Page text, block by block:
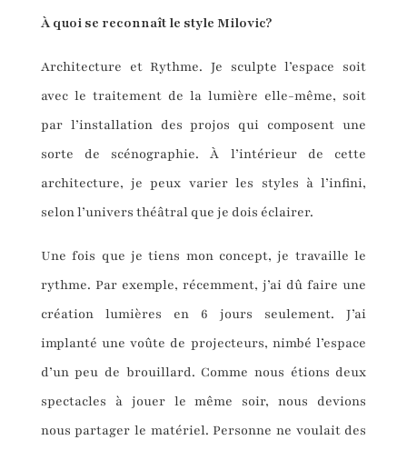
À quoi se reconnaît le style Milovic?
Architecture et Rythme. Je sculpte l’espace soit
avec le traitement de la lumière elle-même, soit
par l’installation des projos qui composent une
sorte de scénographie. À l’intérieur de cette
architecture, je peux varier les styles à l’infini,
selon l’univers théâtral que je dois éclairer.
Une fois que je tiens mon concept, je travaille le
rythme. Par exemple, récemment, j’ai dû faire une
création lumières en 6 jours seulement. J’ai
implanté une voûte de projecteurs, nimbé l’espace
d’un peu de brouillard. Comme nous étions deux
spectacles à jouer le même soir, nous devions
nous partager le matériel. Personne ne voulait des